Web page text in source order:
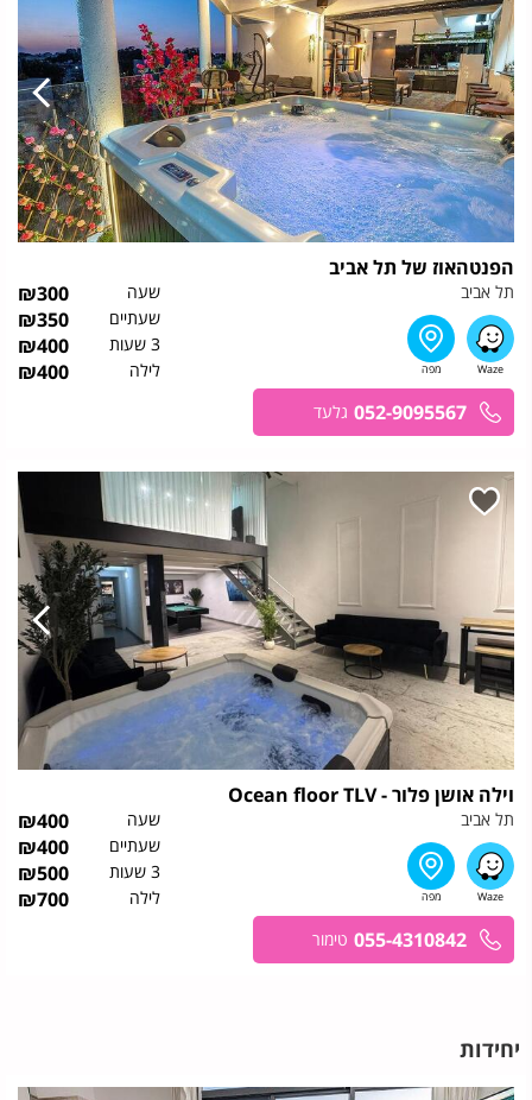
הפנטהאוז של תל אביב
תל אביב שעה ₪300
שעתיים ₪350
3 שעות ₪400
לילה ₪400
052-9095567 גלעד
וילה אושן פלור - Ocean floor TLV
תל אביב שעה ₪400
שעתיים ₪400
3 שעות ₪500
לילה ₪700
055-4310842 טימור
יחידות